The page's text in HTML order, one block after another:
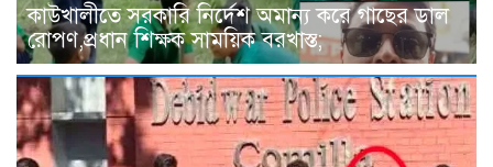
কাউখালীতে সরকারি নির্দেশ অমান্য করে গাছের ডাল
রোপণ,প্রধান শিক্ষক সাময়িক বরখাস্ত;